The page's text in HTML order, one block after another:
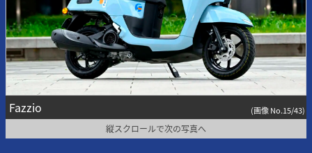
Fazzio (画像 No.15/43)
縦スクロールで次の写真へ